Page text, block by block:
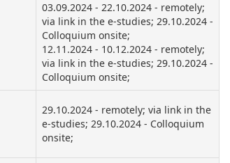
03.09.2024 - 22.10.2024 - remotely;
via link in the e-studies; 29.10.2024 -
Colloquium onsite;
12.11.2024 - 10.12.2024 - remotely;
via link in the e-studies; 29.10.2024 -
Colloquium onsite;
29.10.2024 - remotely; via link in the
e-studies; 29.10.2024 - Colloquium
onsite;